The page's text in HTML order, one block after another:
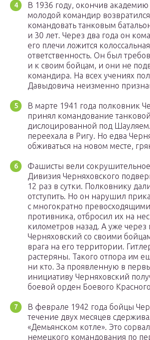
В 1936 году, окончив академию
молодой командир
командовать танковым
и 30 лет. Через два года он
его плечи ложится колоссальная
ответственность. Он был
и к своим бойцам, и они не
командира. На всех учениях
Давыдовича неизменно
В марте 1941 года полковник
принял командование
дислоцированной под
переехала в Ригу. Но едва
обживаться на новом месте,
Фашисты вели сокрушительное
Дивизия Черняховского
12 раз в сутки. Полковнику
отступить. Но он нарушил
с многократно
противника, отбросил их на
километров назад. А уже через
Черняховский со своими
врага на его территории.
растеряны. Такого отпора им
ни кто. За проявленную в
инициативу Черняховский
боевой орден Боевого
В феврале 1942 года бойцы
течение двух месяцев
«Демьянском котле». Это
немецкого командования по